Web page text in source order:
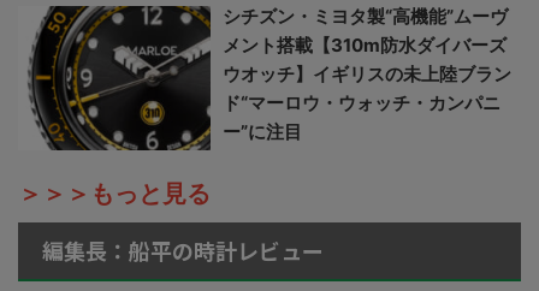
シチズン・ミヨタ製“高機能”ムーヴ
メント搭載【310m防水ダイバーズ
ウオッチ】イギリスの未上陸ブラン
ド“マーロウ・ウォッチ・カンパニ
ー”に注目
＞＞＞もっと見る
編集長：船平の時計レビュー